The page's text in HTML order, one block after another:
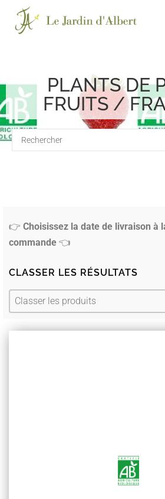
PLANTS DE
FRUITS /
👉 Choisissez la date de livraison à
commande 👈
CLASSER LES RÉSULTATS​
Ordonner
Trier le contenu
Trier le contenu